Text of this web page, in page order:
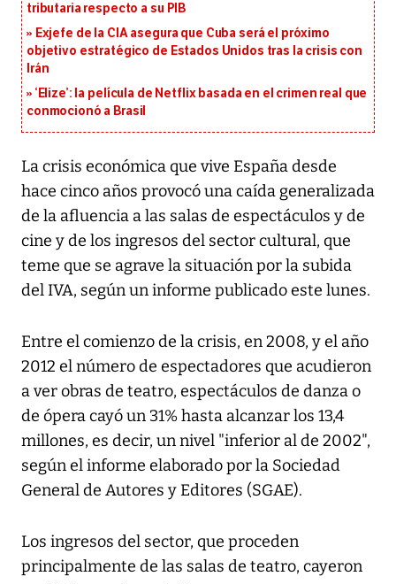
tributaria respecto a su PIB
Exjefe de la CIA asegura que Cuba será el próximo
objetivo estratégico de Estados Unidos tras la crisis con
Irán
‘Elize’: la película de Netflix basada en el crimen real que
conmocionó a Brasil
La crisis económica que vive España desde
hace cinco años provocó una caída generalizada
de la afluencia a las salas de espectáculos y de
cine y de los ingresos del sector cultural, que
teme que se agrave la situación por la subida
del IVA, según un informe publicado este lunes.
Entre el comienzo de la crisis, en 2008, y el año
2012 el número de espectadores que acudieron
a ver obras de teatro, espectáculos de danza o
de ópera cayó un 31% hasta alcanzar los 13,4
millones, es decir, un nivel "inferior al de 2002",
según el informe elaborado por la Sociedad
General de Autores y Editores (SGAE).
Los ingresos del sector, que proceden
principalmente de las salas de teatro, cayeron